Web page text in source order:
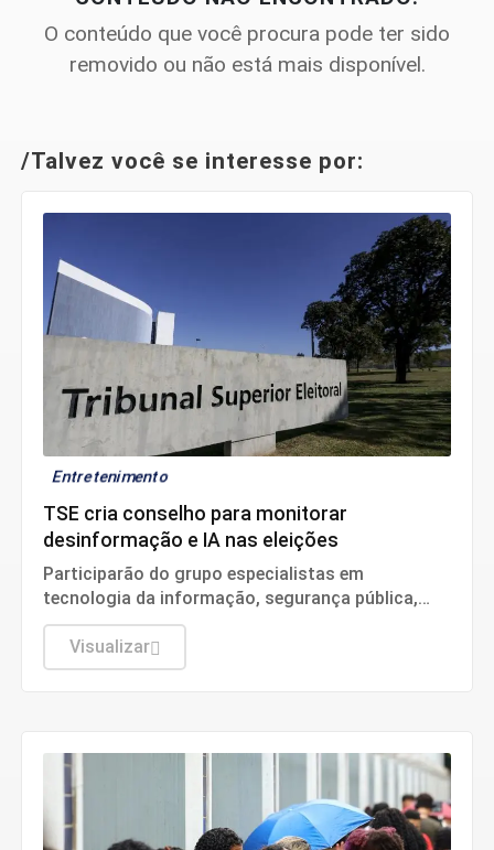
O conteúdo que você procura pode ter sido
removido ou não está mais disponível.
/Talvez você se interesse por:
Entretenimento
TSE cria conselho para monitorar
desinformação e IA nas eleições
Participarão do grupo especialistas em
tecnologia da informação, segurança pública,
relações internacionais e saúde pública. Os
nomes ainda não foram escolhidos pelo TSE.
Visualizar